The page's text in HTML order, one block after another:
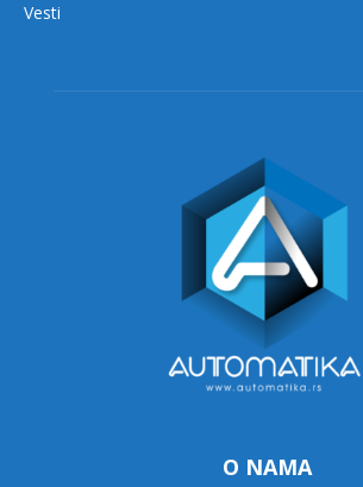
Vesti
O NAMA